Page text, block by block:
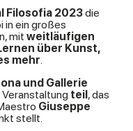
Filosofia 2023die
in ein großes
mit weitläufigen
über Kunst,
mehr.
und Gallerie
teil , das
Giuseppe
stellt.